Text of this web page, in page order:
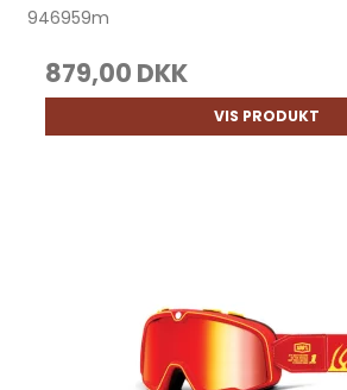
946959m
879,00 DKK
VIS PRODUKT